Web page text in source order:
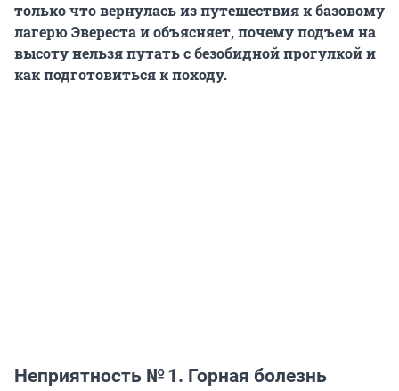
только что вернулась из путешествия к базовому
лагерю Эвереста и объясняет, почему подъем на
высоту нельзя путать с безобидной прогулкой и
как подготовиться к походу.
Неприятность № 1. Горная болезнь